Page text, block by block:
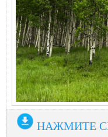
НАЖМИТЕ